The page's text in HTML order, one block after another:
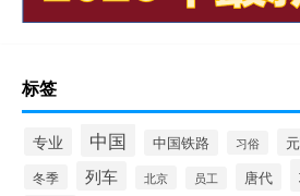
标签
专业 中国 中国铁路 习俗
冬季 列车 北京 员工 唐代